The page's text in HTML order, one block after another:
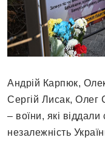
Андрій Карпюк,
Сергій Лисак,
– воїни, які
незалежність